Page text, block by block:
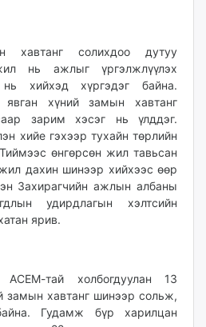
хавтанг солихдоо дутуу
нь ажлыг үргэлжлүүлэх
хийхэд хүргэдэг байна.
явган хүний замын хавтанг
зарим хэсэг нь үлддэг.
хийе гэхээр тухайн төрлийн
өнгөрсөн жил тавьсан
дахин шинээр хийхээс өөр
Захирагчийн ажлын албаны
удирдлагын хэлтсийн
ярив.
тай холбогдуулан 13
замын хавтанг шинээр сольж,
Гудамж бүр харилцан